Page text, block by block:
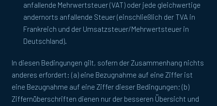
anfallende Mehrwertsteuer (VAT) oder jede gleichwertige
andernorts anfallende Steuer (einschließlich der TVA in
Frankreich und der Umsatzsteuer/Mehrwertsteuer in
Deutschland).
In diesen Bedingungen gilt, sofern der Zusammenhang nichts
anderes erfordert: (a) eine Bezugnahme auf eine Ziffer ist
eine Bezugnahme auf eine Ziffer dieser Bedingungen; (b)
Ziffernüberschriften dienen nur der besseren Übersicht und